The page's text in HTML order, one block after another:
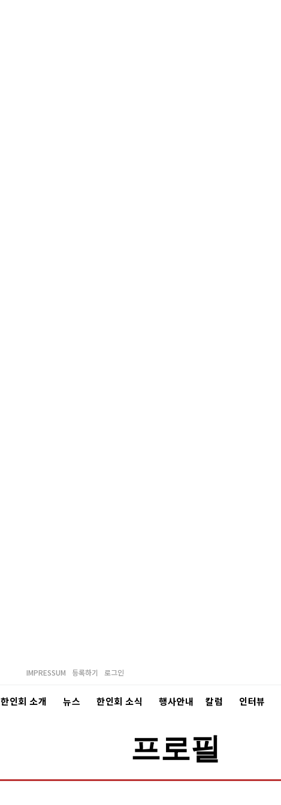
IMPRESSUM 등록하기 로그인
한인회 소개 뉴스 한인회 소식 행사안내 칼럼 인터뷰
프로필